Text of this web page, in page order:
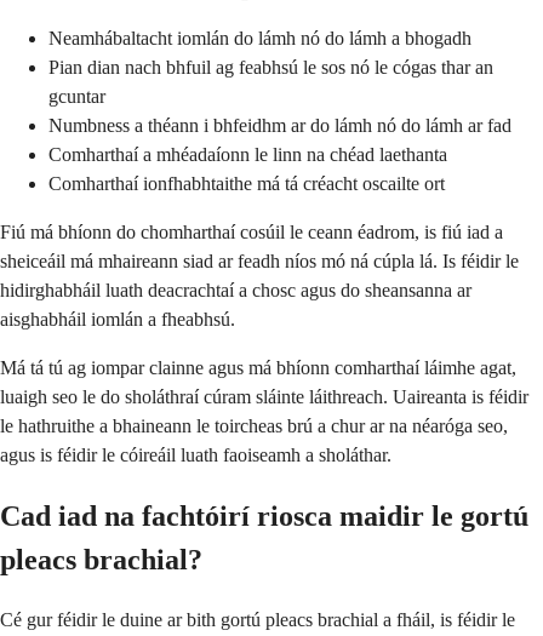
Neamhábaltacht iomlán do lámh nó do lámh a bhogadh
Pian dian nach bhfuil ag feabhsú le sos nó le cógas thar an
gcuntar
Numbness a théann i bhfeidhm ar do lámh nó do lámh ar fad
Comharthaí a mhéadaíonn le linn na chéad laethanta
Comharthaí ionfhabhtaithe má tá créacht oscailte ort
Fiú má bhíonn do chomharthaí cosúil le ceann éadrom, is fiú iad a
sheiceáil má mhaireann siad ar feadh níos mó ná cúpla lá. Is féidir le
hidirghabháil luath deacrachtaí a chosc agus do sheansanna ar
aisghabháil iomlán a fheabhsú.
Má tá tú ag iompar clainne agus má bhíonn comharthaí láimhe agat,
luaigh seo le do sholáthraí cúram sláinte láithreach. Uaireanta is féidir
le hathruithe a bhaineann le toircheas brú a chur ar na néaróga seo,
agus is féidir le cóireáil luath faoiseamh a sholáthar.
Cad iad na fachtóirí riosca maidir le gortú
pleacs brachial?
Cé gur féidir le duine ar bith gortú pleacs brachial a fháil, is féidir le